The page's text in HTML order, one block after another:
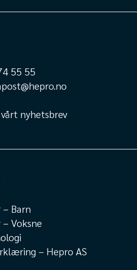
55 55
nyhetsbrev
Barn
Voksne
– Hepro AS